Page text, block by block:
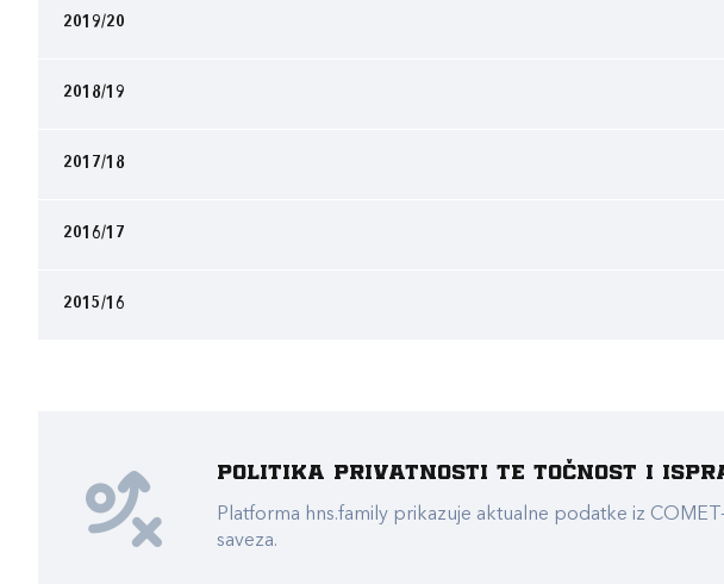
2019/20
2018/19
2017/18
2016/17
2015/16
Politika privatnosti te točnost i
Platforma hns.family prikazuje aktualne podatke iz
saveza.